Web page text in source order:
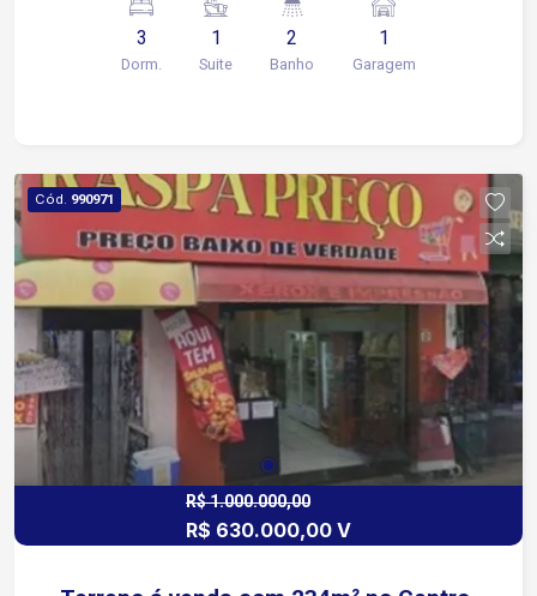
garagem coberta Localização: Imóvel com
excelente localização na região central, com fácil
acesso a Rua XV de Novembro próximo a
3
Dorm.
1
Suite
2
Banho
1
Garagem
Cód. 990971
R$ 1.000.000,00
R$ 630.000,00 V